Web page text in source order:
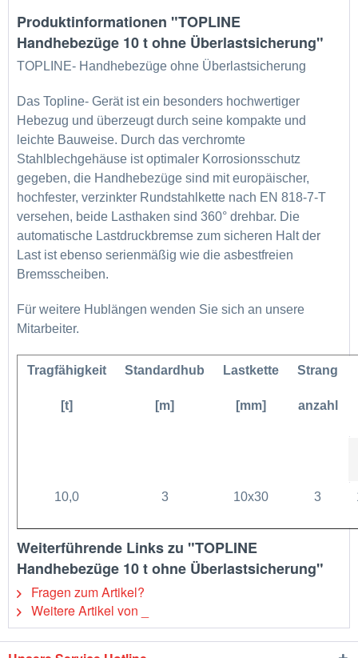
Produktinformationen "TOPLINE
Handhebezüge 10 t ohne Überlastsicherung"
TOPLINE- Handhebezüge ohne Überlastsicherung
Das Topline- Gerät ist ein besonders hochwertiger
Hebezug und überzeugt durch seine kompakte und
leichte Bauweise. Durch das verchromte
Stahlblechgehäuse ist optimaler Korrosionsschutz
gegeben, die Handhebezüge sind mit europäischer,
hochfester, verzinkter Rundstahlkette nach EN 818-7-T
versehen, beide Lasthaken sind 360° drehbar. Die
automatische Lastdruckbremse zum sicheren Halt der
Last ist ebenso serienmäßig wie die asbestfreien
Bremsscheiben.
Für weitere Hublängen wenden Sie sich an unsere
Mitarbeiter.
Tragfähigkeit
[t]
Standardhub
[m]
Lastkette
[mm]
Strang
anzahl
10,0 3 10x30 3
Weiterführende Links zu "TOPLINE
Handhebezüge 10 t ohne Überlastsicherung"
Fragen zum Artikel?
Weitere Artikel von _